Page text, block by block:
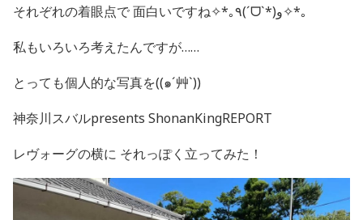
それぞれの着眼点で 面白いですね✧*｡٩(ˊᗜˋ*)و✧*｡
私もいろいろ考えたんですが……
とっても個人的な写真を((๑´艸`))
神奈川スバルpresents ShonanKingREPORT
レヴォーグの横に それっぽく立ってみた！